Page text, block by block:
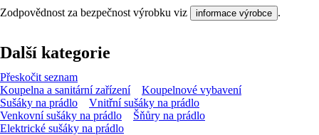
Zodpovědnost za bezpečnost výrobku viz informace výrobce .
Další kategorie
Přeskočit seznam
Koupelna a sanitární zařízení
Koupelnové vybavení
Sušáky na prádlo
Vnitřní sušáky na prádlo
Venkovní sušáky na prádlo
Šňůry na prádlo
Elektrické sušáky na prádlo